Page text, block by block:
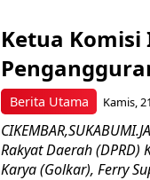
Berita Utama
Ketua Komisi
Kamis,
Rakyat Daerah
Karya (Golkar), Ferry